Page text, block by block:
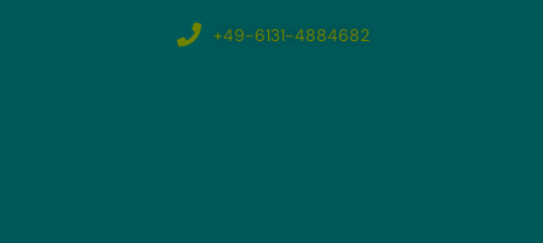
+49-6131-4884682